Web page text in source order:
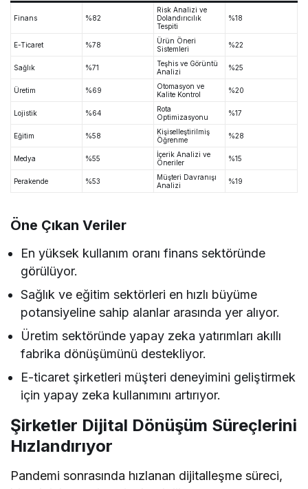
Finans %82
Risk Analizi ve
Dolandırıcılık
Tespiti
%18
E-Ticaret %78
Ürün Öneri
Sistemleri
%22
Sağlık %71
Teşhis ve Görüntü
Analizi
%25
Üretim %69
Otomasyon ve
Kalite Kontrol
%20
Lojistik %64
Rota
Optimizasyonu
%17
Eğitim %58
Kişiselleştirilmiş
Öğrenme
%28
Medya %55
İçerik Analizi ve
Öneriler
%15
Perakende %53
Müşteri Davranışı
Analizi
%19
Öne Çıkan Veriler
En yüksek kullanım oranı finans sektöründe
görülüyor.
Sağlık ve eğitim sektörleri en hızlı büyüme
potansiyeline sahip alanlar arasında yer alıyor.
Üretim sektöründe yapay zeka yatırımları akıllı
fabrika dönüşümünü destekliyor.
E-ticaret şirketleri müşteri deneyimini geliştirmek
için yapay zeka kullanımını artırıyor.
Şirketler Dijital Dönüşüm Süreçlerini
Hızlandırıyor
Pandemi sonrasında hızlanan dijitalleşme süreci,